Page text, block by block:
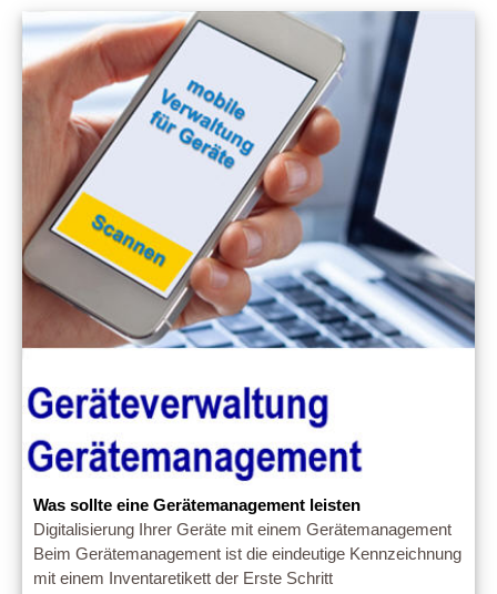
Was sollte eine Gerätemanagement leisten
Digitalisierung Ihrer Geräte mit einem Gerätemanagement
Beim Gerätemanagement ist die eindeutige Kennzeichnung
mit einem Inventaretikett der Erste Schritt